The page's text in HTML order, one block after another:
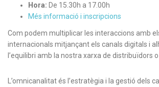
Hora: De 15.30h a 17.00h
Més informació i inscripcions
Com podem multiplicar les interaccions amb
internacionals mitjançant els canals digitals i
l’equilibri amb la nostra xarxa de distribuïdors
L’omnicanalitat és l’estratègia i la gestió dels